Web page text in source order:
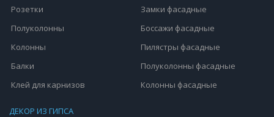
Розетки
Полуколонны
Колонны
Балки
Клей для карнизов
Замки фасадные
Боссажи фасадные
Пилястры фасадные
Полуколонны фасадные
Колонны фасадные
ДЕКОР ИЗ ГИПСА